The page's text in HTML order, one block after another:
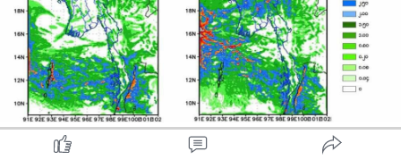
ပြင် ချင်းပြည်နယ်၊ စစ်ကိုင်းတိုင်း၊ မန္တလေးတိုင်းနှင့်
နင်္သာရီတိုင်းတို့တွင်လည်း နေရာကျဲကျဲနှင့် အချို့ဒေသများတွင်
ေသအလိုက် မိုးကြီးခြင်း၊ နေရာကွက်၍မိုးကြီးခြင်းများနှင့်အတူ
ေပြင်းတိုက်ခတ်ခြင်းများလည်း ဖြစ်ပေါ်နိုင်သည်ဟု မိုးဇလက
သိပေးခဲ့သည်။
အတူ မိုးသည်းထန်စွာရွာသွန်းခြင်းနှင့်အတူ လေပြင်းတိုက်ခတ်